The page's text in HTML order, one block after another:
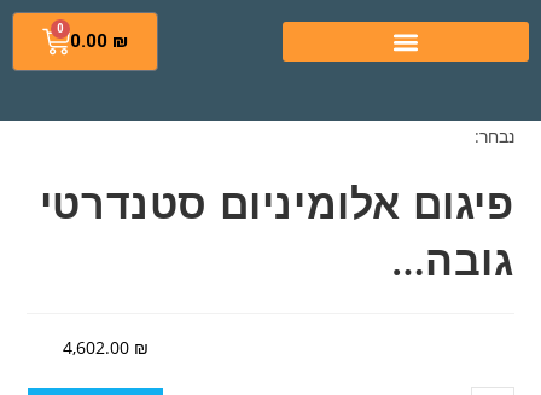
0.00₪
נבחר:
פיגום אלומיניום סטנדרטי
גובה…
4,602.00